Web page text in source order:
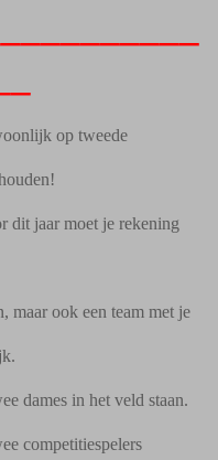
op tweede
dit jaar moet je rekening
maar ook een team met je
dames in het veld staan.
competitiespelers